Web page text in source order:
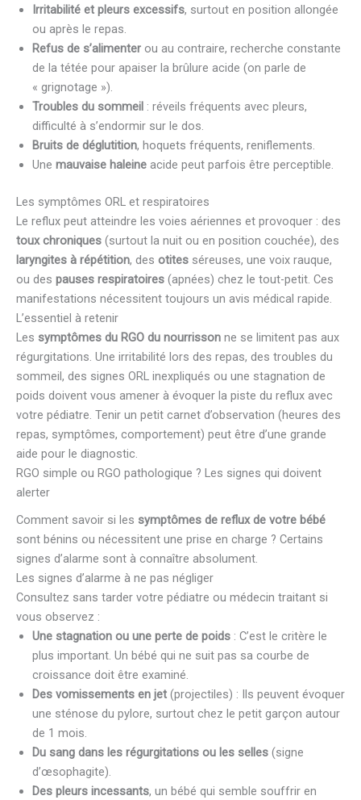
Irritabilité et pleurs excessifs, surtout en position allongée
ou après le repas.
Refus de s’alimenter ou au contraire, recherche constante
de la tétée pour apaiser la brûlure acide (on parle de
« grignotage »).
Troubles du sommeil : réveils fréquents avec pleurs,
difficulté à s’endormir sur le dos.
Bruits de déglutition, hoquets fréquents, reniflements.
Une mauvaise haleine acide peut parfois être perceptible.
Les symptômes ORL et respiratoires
Le reflux peut atteindre les voies aériennes et provoquer : des
toux chroniques (surtout la nuit ou en position couchée), des
laryngites à répétition, des otites séreuses, une voix rauque,
ou des pauses respiratoires (apnées) chez le tout-petit. Ces
manifestations nécessitent toujours un avis médical rapide.
L’essentiel à retenir
Les symptômes du RGO du nourrisson ne se limitent pas aux
régurgitations. Une irritabilité lors des repas, des troubles du
sommeil, des signes ORL inexpliqués ou une stagnation de
poids doivent vous amener à évoquer la piste du reflux avec
votre pédiatre. Tenir un petit carnet d’observation (heures des
repas, symptômes, comportement) peut être d’une grande
aide pour le diagnostic.
RGO simple ou RGO pathologique ? Les signes qui doivent
alerter
Comment savoir si les symptômes de reflux de votre bébé
sont bénins ou nécessitent une prise en charge ? Certains
signes d’alarme sont à connaître absolument.
Les signes d’alarme à ne pas négliger
Consultez sans tarder votre pédiatre ou médecin traitant si
vous observez :
Une stagnation ou une perte de poids : C’est le critère le
plus important. Un bébé qui ne suit pas sa courbe de
croissance doit être examiné.
Des vomissements en jet (projectiles) : Ils peuvent évoquer
une sténose du pylore, surtout chez le petit garçon autour
de 1 mois.
Du sang dans les régurgitations ou les selles (signe
d’œsophagite).
Des pleurs incessants, un bébé qui semble souffrir en